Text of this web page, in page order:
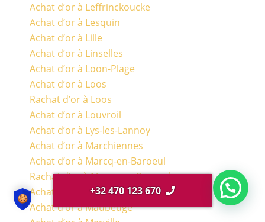
Achat d’or à Leffrinckoucke
Achat d’or à Lesquin
Achat d’or à Lille
Achat d’or à Linselles
Achat d’or à Loon-Plage
Achat d’or à Loos
Rachat d’or à Loos
Achat d’or à Louvroil
Achat d’or à Lys-les-Lannoy
Achat d’or à Marchiennes
Achat d’or à Marcq-en-Baroeul
Rachat d’or à Marcq-en-Baroeul
Achat d’or à Marquette-lez-Lille
Achat d’or à Maubeuge
+32 470 123 670